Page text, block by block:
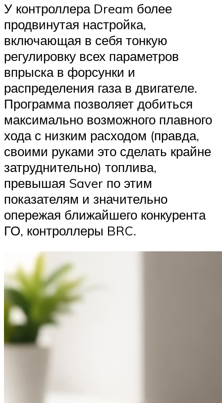
У контроллера Dream более
продвинутая настройка,
включающая в себя тонкую
регулировку всех параметров
впрыска в форсунки и
распределения газа в двигателе.
Программа позволяет добиться
максимально возможного плавного
хода с низким расходом (правда,
своими руками это сделать крайне
затруднительно) топлива,
превышая Saver по этим
показателям и значительно
опережая ближайшего конкурента
ГО, контроллеры BRC.